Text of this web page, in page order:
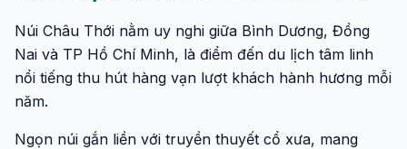
Núi Châu Thới nằm uy nghi giữa Bình Dương, Đồng
Nai và TP Hồ Chí Minh, là điểm đến du lịch tâm linh
nổi tiếng thu hút hàng vạn lượt khách hành hương mỗi
năm.
Ngọn núi gắn liền với truyền thuyết cổ xưa, mang